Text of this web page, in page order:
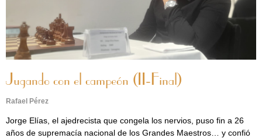
Jugando con el campeón (II-Final)
Rafael Pérez
Jorge Elías, el ajedrecista que congela los nervios, puso fin a 26
años de supremacía nacional de los Grandes Maestros… y confió